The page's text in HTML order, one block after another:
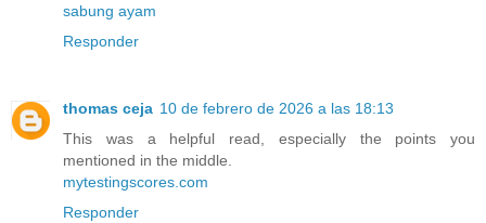
sabung ayam
Responder
thomas ceja 10 de febrero de 2026 a las 18:13
This was a helpful read, especially the points you
mentioned in the middle.
mytestingscores.com
Responder